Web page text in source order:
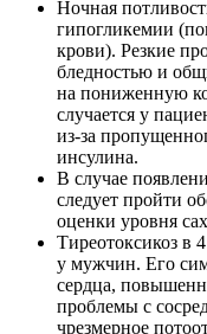
Ночная
гипогликемии
крови). Резкие
бледностью и
на пониженную
случается у
из-за
инсулина.
В случае
следует пройти
оценки уровня
Тиреотоксикоз в
у мужчин. Его
сердца,
проблемы с
чрезмерное